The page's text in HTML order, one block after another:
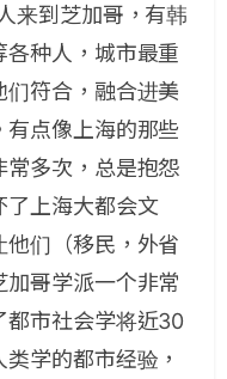
来到芝加哥，有韩
各种人，城市最重
符合，融合进美
有点像上海的那些
多次，总是抱怨
了上海大都会文
们（移民，外省
加哥学派一个非常
都市社会学将近30
学的都市经验，